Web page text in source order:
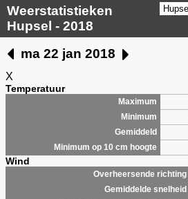
Weerstatistieken
Hupsel - 2018
ma 22 jan 2018
X
Temperatuur
Maximum
Minimum
Gemiddeld
Minimum op 10 cm hoogte
Wind
Overheersende richting
Gemiddelde snelheid